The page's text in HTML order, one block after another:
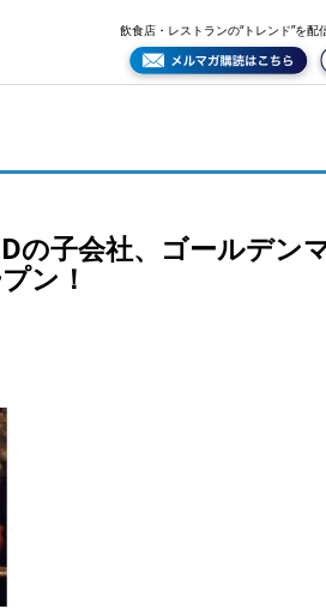
飲食店・レストランの“トレンド”を
の子会社、ゴールデン
ン！